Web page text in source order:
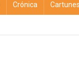
Crónica Cartunes